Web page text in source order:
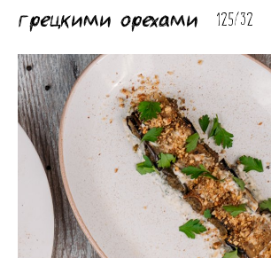
грецкими орехами
125/32